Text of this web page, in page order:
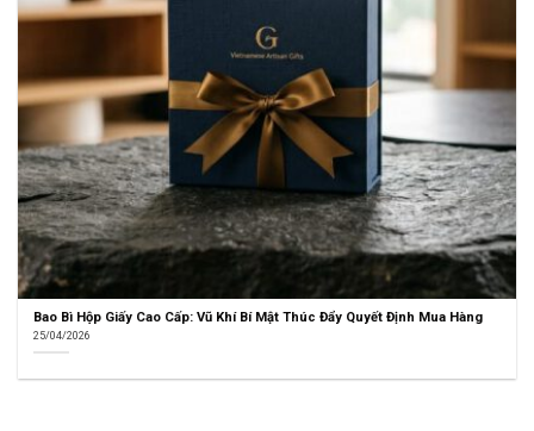
Bao Bì Hộp Giấy Cao Cấp: Vũ Khí Bí Mật Thúc Đẩy Quyết Định Mua Hàng
25/04/2026